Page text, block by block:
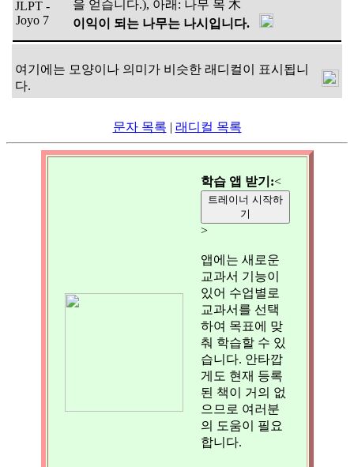
JLPT -
Joyo 7
을 얻습니다.), 아래: 나무 목 木
이익이 되는 나무는 나시입니다.
여기에는 모양이나 의미가 비슷한 래디컬이 표시됩니
다.
문자 목록 | 래디컬 목록
학습 앱 받기:<
트레이너 시작하
기
>
앱에는 새로운
교과서 기능이
있어 수업별로
교과서를 선택
하여 목표에 맞
춰 학습할 수 있
습니다. 안타깝
게도 현재 등록
된 책이 거의 없
으므로 여러분
의 도움이 필요
합니다.